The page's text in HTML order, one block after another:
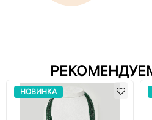
НОВИНКА